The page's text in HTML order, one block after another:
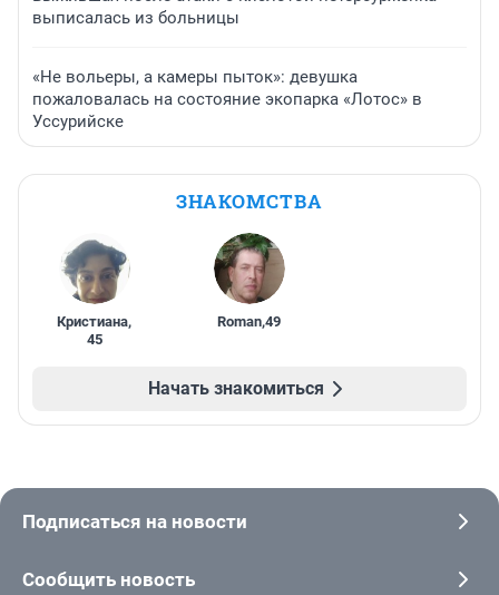
выписалась из больницы
«Не вольеры, а камеры пыток»: девушка
пожаловалась на состояние экопарка «Лотос» в
Уссурийске
ЗНАКОМСТВА
Кристиана,
45
Roman,49
Начать знакомиться
Подписаться на новости
Сообщить новость